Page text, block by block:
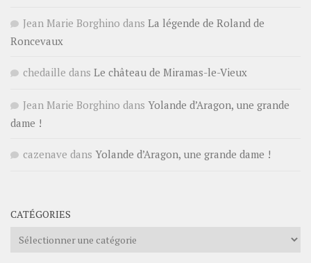
Jean Marie Borghino dans La légende de Roland de
Roncevaux
chedaille dans Le château de Miramas-le-Vieux
Jean Marie Borghino dans Yolande d’Aragon, une grande
dame !
cazenave dans Yolande d’Aragon, une grande dame !
CATÉGORIES
Catégories